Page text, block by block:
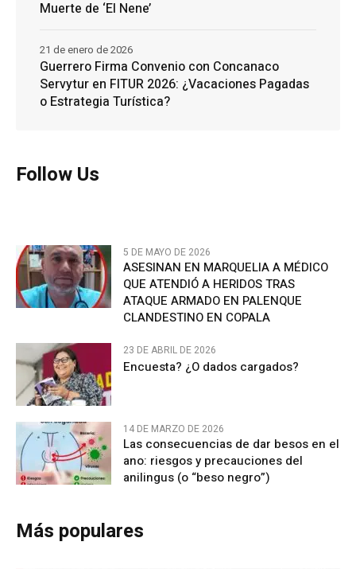
Muerte de ‘El Nene’
Guerrero Firma Convenio con Concanaco
Servytur en FITUR 2026: ¿Vacaciones Pagadas
o Estrategia Turística?
21 de enero de 2026
Follow Us
5 DE MAYO DE 2026
ASESINAN EN MARQUELIA A MÉDICO
QUE ATENDIÓ A HERIDOS TRAS
ATAQUE ARMADO EN PALENQUE
CLANDESTINO EN COPALA
23 DE ABRIL DE 2026
Encuesta? ¿O dados cargados?
14 DE MARZO DE 2026
Las consecuencias de dar besos en el
ano: riesgos y precauciones del
anilingus (o “beso negro”)
Más populares